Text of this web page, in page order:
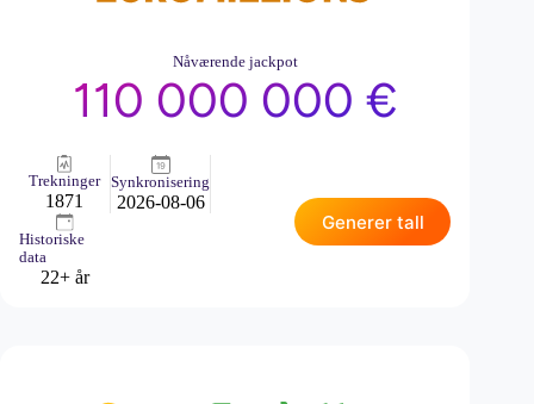
Nåværende jackpot
110 000 000 €
Trekninger
1871
Synkronisering
2026-08-06
Historiske
data
22+ år
Generer tall